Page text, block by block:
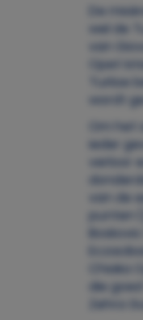
De
wel de
van
Opet
wordt
Om
ieder
verloor
van de
punten
Chiaka
die
Zehra